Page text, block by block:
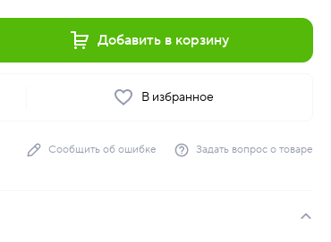
Добавить в корзину
В избранное
Сообщить об ошибке Задать вопрос о товаре